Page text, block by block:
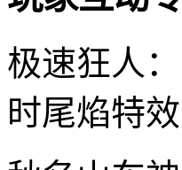
极速狂人
时尾焰特